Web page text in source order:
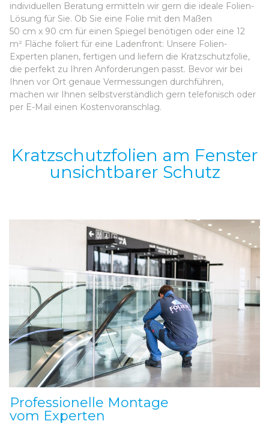
individuellen Beratung ermitteln wir gern die ideale Folien-
Lösung für Sie. Ob Sie eine Folie mit den Maßen
50 cm x 90 cm für einen Spiegel benötigen oder eine 12
m² Fläche foliert für eine Ladenfront: Unsere Folien-
Experten planen, fertigen und liefern die Kratzschutzfolie,
die perfekt zu Ihren Anforderungen passt. Bevor wir bei
Ihnen vor Ort genaue Vermessungen durchführen,
machen wir Ihnen selbstverständlich gern telefonisch oder
per E-Mail einen Kostenvoranschlag.
Kratzschutzfolien am Fenster
unsichtbarer Schutz
Professionelle Montage
vom Experten